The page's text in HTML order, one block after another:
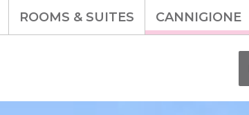
ROOMS & SUITES CANNIGIONE